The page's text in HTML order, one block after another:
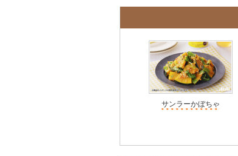
サンラーかぼちゃ